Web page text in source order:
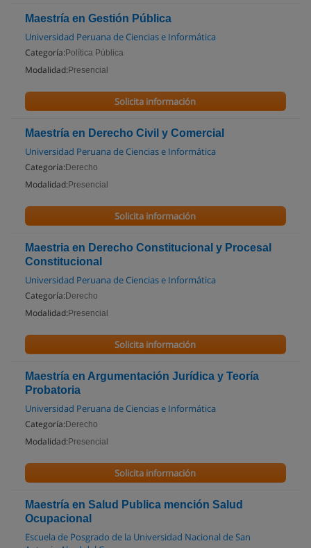
Maestría en Gestión Pública
Universidad Peruana de Ciencias e Informática
Categoría: Política Pública
Modalidad: Presencial
Solicita información
Maestría en Derecho Civil y Comercial
Universidad Peruana de Ciencias e Informática
Categoría: Derecho
Modalidad: Presencial
Solicita información
Maestria en Derecho Constitucional y Procesal
Constitucional
Universidad Peruana de Ciencias e Informática
Categoría: Derecho
Modalidad: Presencial
Solicita información
Maestría en Argumentación Jurídica y Teoría
Probatoria
Universidad Peruana de Ciencias e Informática
Categoría: Derecho
Modalidad: Presencial
Solicita información
Maestría en Salud Publica mención Salud
Ocupacional
Escuela de Posgrado de la Universidad Nacional de San